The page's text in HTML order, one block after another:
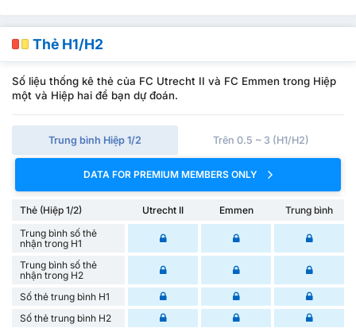
Thẻ H1/H2
Số liệu thống kê thẻ của FC Utrecht II và FC Emmen trong Hiệp
một và Hiệp hai để bạn dự đoán.
Trung bình Hiệp 1/2 Trên 0.5 ~ 3 (H1/H2)
DATA FOR PREMIUM MEMBERS ONLY
Thẻ (Hiệp 1/2) Utrecht II Emmen
Trung bình
Trung bình số thẻ
nhận trong H1
Trung bình số thẻ
nhận trong H2
Số thẻ trung bình H1
Số thẻ trung bình H2